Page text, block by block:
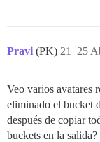
"//
"//
"//
"//
"//
Pravi (PK) 25
21
Veo varios avatares
eliminado el bucket
después de copiar
buckets en la salida?